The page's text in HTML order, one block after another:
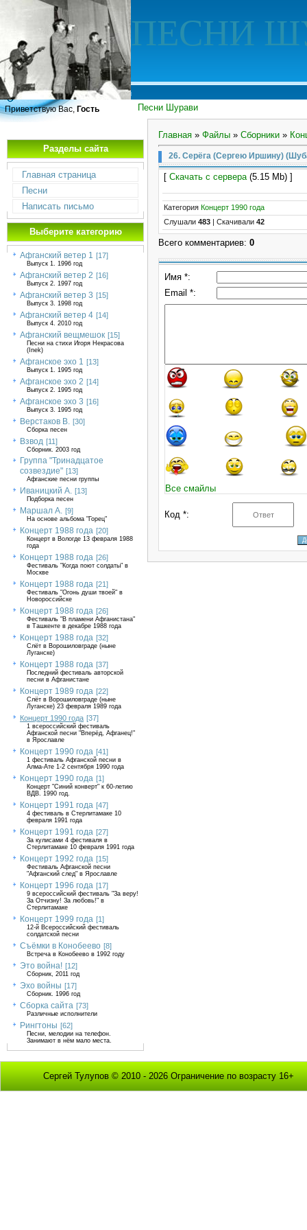
ПЕСНИ
Песни Шурави
Приветствую Вас, Гость
Разделы сайта
Главная страница
Песни
Написать письмо
Выберите категорию
Афганский ветер 1 [17]
Выпуск 1. 1996 год
Афганский ветер 2 [16]
Выпуск 2. 1997 год
Афганский ветер 3 [15]
Выпуск 3. 1998 год
Афганский ветер 4 [14]
Выпуск 4. 2010 год
Афганский вещмешок [15]
Песни на стихи Игоря Некрасова
(Inek)
Афганское эхо 1 [13]
Выпуск 1. 1995 год
Афганское эхо 2 [14]
Выпуск 2. 1995 год
Афганское эхо 3 [16]
Выпуск 3. 1995 год
Верстаков В. [30]
Сборка песен
Взвод [11]
Сборник. 2003 год
Группа "Тринадцатое
созвездие" [13]
Афганские песни группы
Иваницкий А. [13]
Подборка песен
Маршал А. [9]
На основе альбома "Горец"
Концерт 1988 года [20]
Концерт в Вологде 13 февраля 1988
года
Концерт 1988 года [26]
Фестиваль "Когда поют солдаты" в
Москве
Концерт 1988 года [21]
Фестиваль "Огонь души твоей" в
Новороссийске
Концерт 1988 года [26]
Фестиваль "В пламени Афганистана"
в Ташкенте в декабре 1988 года
Концерт 1988 года [32]
Слёт в Ворошиловграде (ныне
Луганске)
Концерт 1988 года [37]
Последний фестиваль авторской
песни в Афганистане
Концерт 1989 года [22]
Слёт в Ворошиловграде (ныне
Луганске) 23 февраля 1989 года
Концерт 1990 года [37]
1 всероссийский фестиваль
Афганской песни "Вперёд, Афганец!"
в Ярославле
Концерт 1990 года [41]
1 фестиваль Афганской песни в
Алма-Ате 1-2 сентября 1990 года
Концерт 1990 года [1]
Концерт "Синий конверт" к 60-летию
ВДВ. 1990 год.
Концерт 1991 года [47]
4 фестиваль в Стерлитамаке 10
февраля 1991 года
Концерт 1991 года [27]
За кулисами 4 фестиваля в
Стерлитамаке 10 февраля 1991 года
Концерт 1992 года [15]
Фестиваль Афганской песни
"Афганский след" в Ярославле
Концерт 1996 года [17]
9 всероссийский фестиваль "За веру!
За Отчизну! За любовь!" в
Стерлитамаке
Концерт 1999 года [1]
12-й Всероссийский фестиваль
солдатской песни
Съёмки в Конобеево [8]
Встреча в Конобеево в 1992 году
Это война! [12]
Сборник, 2011 год
Эхо войны [17]
Сборник. 1996 год
Сборка сайта [73]
Различные исполнители
Рингтоны [62]
Песни, мелодии на телефон.
Занимают в нём мало места.
Главная » Файлы » Сборники »
26. Серёга (Сергею Иршину)
[ Скачать с сервера(5.15 Mb) ]
Категория Концерт 1990 года
Слушали 483 Скачивали 42
Всего комментариев: 0
Имя *:
Email *:
Все смайлы
Код *:
Сергей Тулупов © 2010 - 2026 Ограничение по возрасту 16+